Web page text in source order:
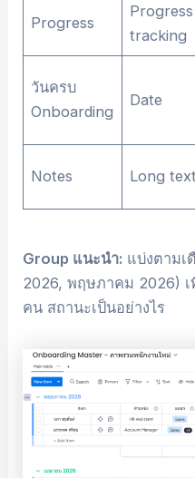
Progress
Progress
tracking
วันครบ
Onboarding
Date
Notes Long text
Group แนะนำ: แบ่งตามเ
2026, พฤษภาคม 2026)
คน สถานะเป็นอย่างไร